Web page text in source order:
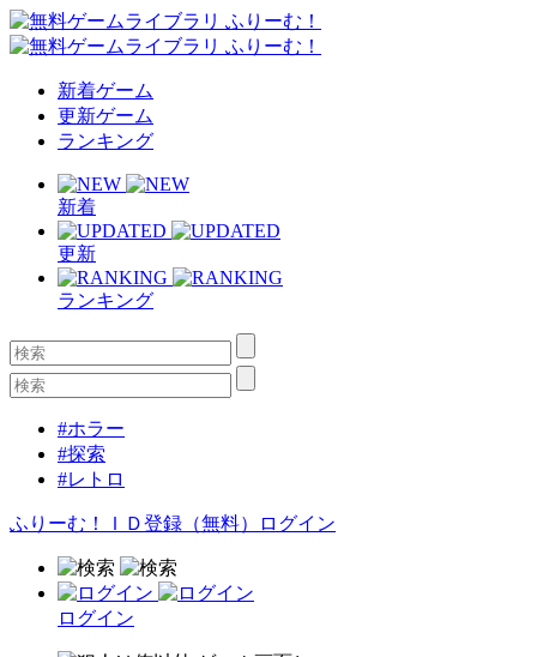
新着ゲーム
更新ゲーム
ランキング
新着
更新
ランキング
#ホラー
#探索
#レトロ
ふりーむ！ＩＤ登録（無料） ログイン
ログイン